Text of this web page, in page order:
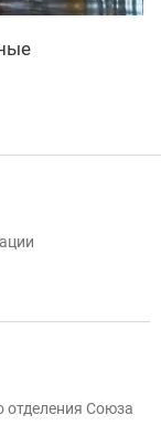
отделения Союза